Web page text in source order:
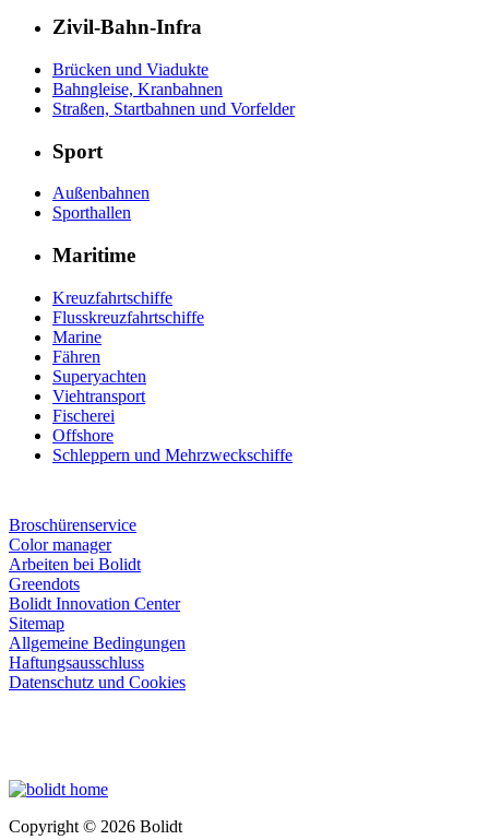
Zivil-Bahn-Infra
Brücken und Viadukte
Bahngleise, Kranbahnen
Straßen, Startbahnen und Vorfelder
Sport
Außenbahnen
Sporthallen
Maritime
Kreuzfahrtschiffe
Flusskreuzfahrtschiffe
Marine
Fähren
Superyachten
Viehtransport
Fischerei
Offshore
Schleppern und Mehrzweckschiffe
Broschürenservice
Color manager
Arbeiten bei Bolidt
Greendots
Bolidt Innovation Center
Sitemap
Allgemeine Bedingungen
Haftungsausschluss
Datenschutz und Cookies
Copyright © 2026 Bolidt